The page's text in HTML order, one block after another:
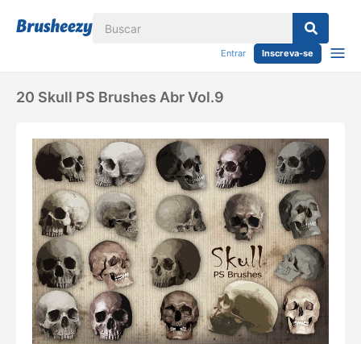
Entrar Inscreva-se
20 Skull PS Brushes Abr Vol.9